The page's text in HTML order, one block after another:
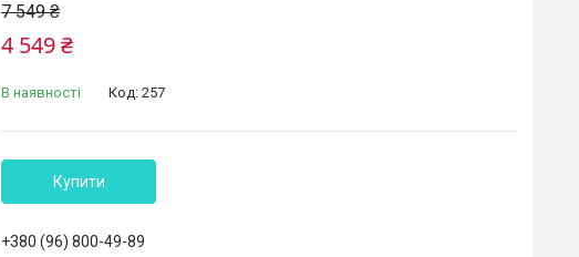
7 549 ₴
4 549 ₴
В наявності Код: 257
Купити
+380 (96) 800-49-89